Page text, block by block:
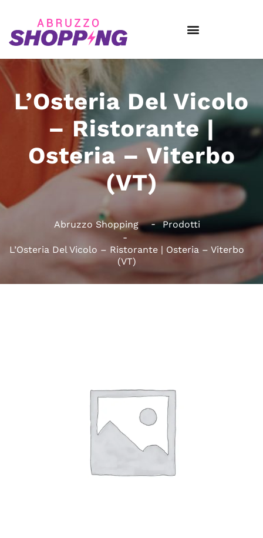
L’Osteria Del Vicolo
– Ristorante |
Osteria – Viterbo
(VT)
Abruzzo Shopping Prodotti
L’Osteria Del Vicolo – Ristorante | Osteria – Viterbo
(VT)